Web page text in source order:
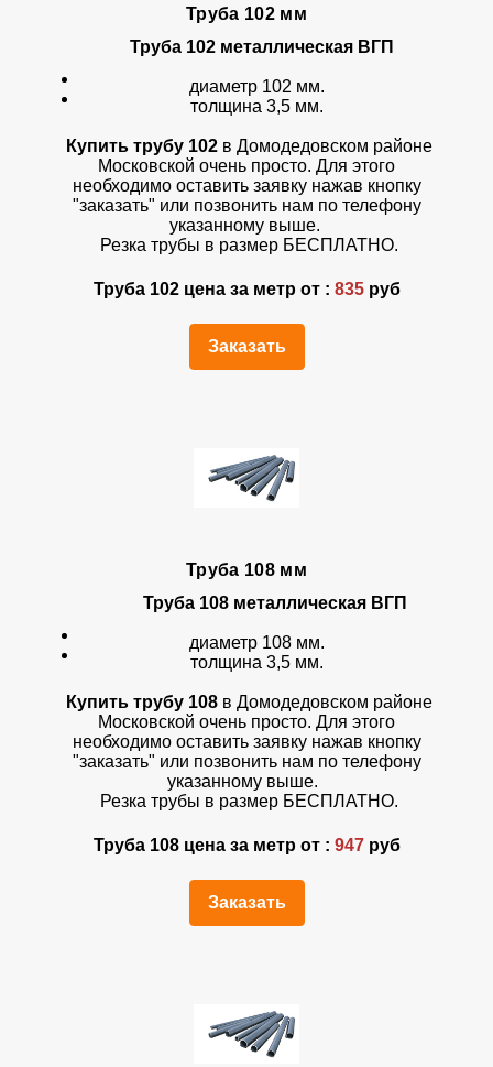
Труба 102 мм
Труба 102 металлическая ВГП
диаметр 102 мм.
толщина 3,5 мм.
Купить трубу 102в Домодедовском районе
Московской очень просто. Для этого
необходимо оставить заявку нажав кнопку
"заказать" или позвонить нам по телефону
указанному выше.
Резка трубы в размер БЕСПЛАТНО.
Труба 102 цена за метр от : 835руб
Заказать
Труба 108 мм
Труба 108 металлическая ВГП
диаметр 108 мм.
толщина 3,5 мм.
Купить трубу 108в Домодедовском районе
Московской очень просто. Для этого
необходимо оставить заявку нажав кнопку
"заказать" или позвонить нам по телефону
указанному выше.
Резка трубы в размер БЕСПЛАТНО.
Труба 108 цена за метр от : 947руб
Заказать